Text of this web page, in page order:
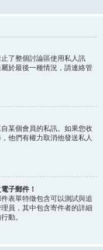
了整個討論區使用私人訊
於最後一種情況，請連絡管
某個會員的私訊。如果您收
他們有權力取消他發送私人
子郵件！
表單特徵包含可以測試與追
員，其中包含寄件者的詳細
動。